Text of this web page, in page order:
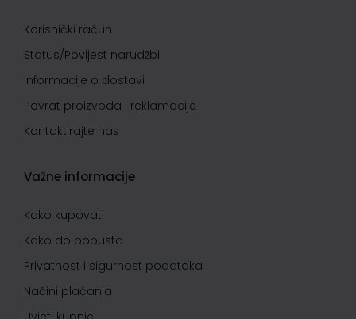
Korisnički račun
Status/Povijest narudžbi
Informacije o dostavi
Povrat proizvoda i reklamacije
Kontaktirajte nas
Važne informacije
Kako kupovati
Kako do popusta
Privatnost i sigurnost podataka
Načini plaćanja